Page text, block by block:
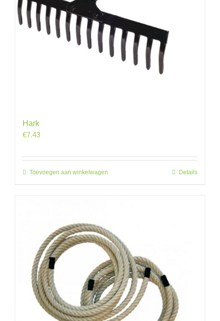
Hark
€7.43
Toevoegen aan winkelwagen Details